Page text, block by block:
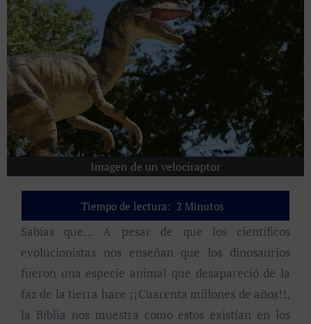
Imagen de un velociraptor
Tiempo de lectura: 2 Minutos
Sabías que… A pesar de que los científicos
evolucionistas nos enseñan que los dinosaurios
fueron una especie animal que desapareció de la
faz de la tierra hace ¡¡Cuarenta millones de años!!,
la Biblia nos muestra como estos existían en los